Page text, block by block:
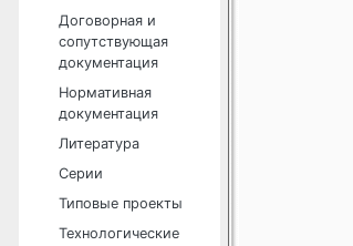
Договорная и
сопутствующая
документация
Нормативная
документация
Литература
Серии
Типовые проекты
Технологические